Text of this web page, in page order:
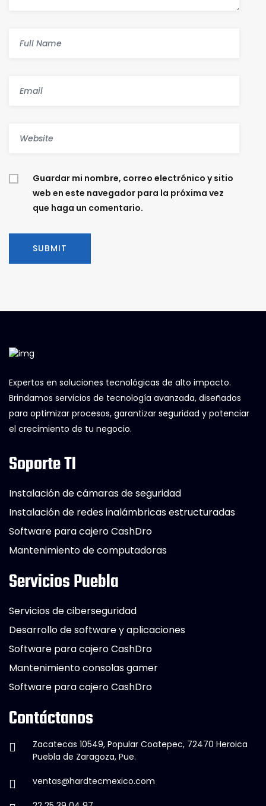
Guardar mi nombre, correo electrónico y sitio
web en este navegador para la próxima vez
que haga un comentario.
Expertos en soluciones tecnológicas de alto impacto.
Brindamos servicios de tecnología avanzada, diseñados
para optimizar procesos, garantizar seguridad y potenciar
el crecimiento de tu negocio.
Soporte TI
Instalación de cámaras de seguridad
Instalación de redes inalámbricas estructuradas
Software para cajero CashDro
Mantenimiento de computadoras
Servicios Puebla
Servicios de ciberseguridad
Desarrollo de software y aplicaciones
Software para cajero CashDro
Mantenimiento consolas gamer
Software para cajero CashDro
Contáctanos
Zacatecas 10549, Popular Coatepec, 72470 Heroica
Puebla de Zaragoza, Pue.
ventas@hardtecmexico.com